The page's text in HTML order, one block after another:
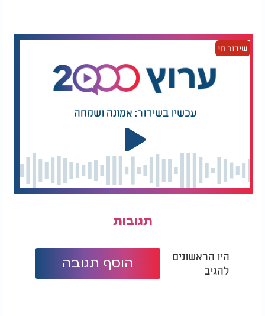
שידור חי
עכשיו בשידור: אמונה ושמחה
תגובות
היו הראשונים
להגיב
הוסף תגובה